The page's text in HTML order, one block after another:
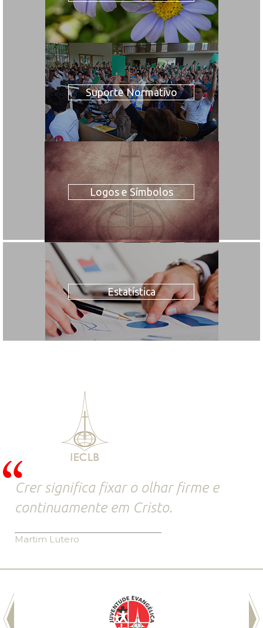
Suporte Normativo
Logos e Símbolos
Estatística
Crer significa fixar o olhar firme e
continuamente em Cristo.
Martim Lutero